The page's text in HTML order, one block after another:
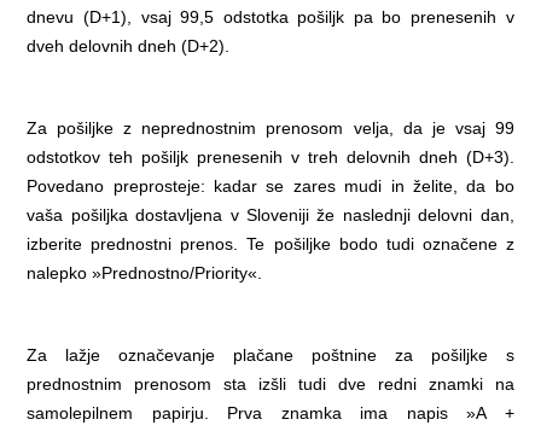
dnevu (D+1), vsaj 99,5 odstotka pošiljk pa bo prenesenih v
dveh delovnih dneh (D+2).
Za pošiljke z neprednostnim prenosom velja, da je vsaj 99
odstotkov teh pošiljk prenesenih v treh delovnih dneh (D+3).
Povedano preprosteje: kadar se zares mudi in želite, da bo
vaša pošiljka dostavljena v Sloveniji že naslednji delovni dan,
izberite prednostni prenos. Te pošiljke bodo tudi označene z
nalepko »Prednostno/Priority«.
Za lažje označevanje plačane poštnine za pošiljke s
prednostnim prenosom sta izšli tudi dve redni znamki na
samolepilnem papirju. Prva znamka ima napis »A +